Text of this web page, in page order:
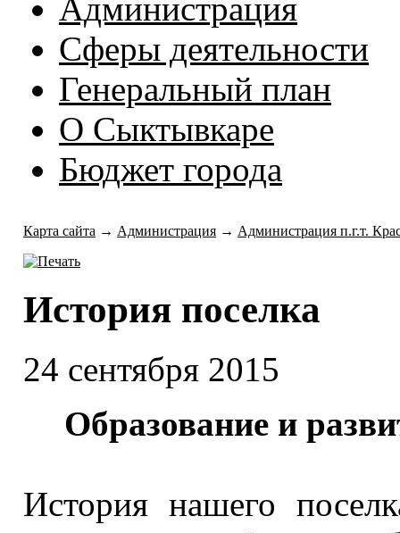
Администрация
Сферы деятельности
Генеральный план
О Сыктывкаре
Бюджет города
Карта сайта → Администрация → Администрация п.г.т.
История поселка
24 сентября 2015
Образование и
История нашего